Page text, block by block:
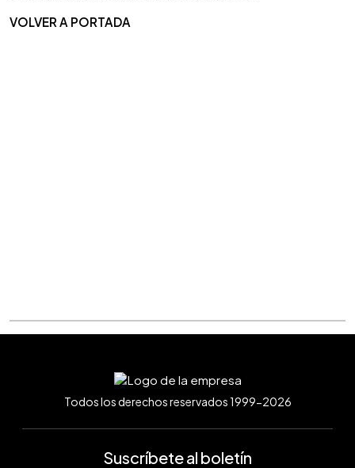
VOLVER A PORTADA
Todos los derechos reservados 1999-2026
Suscríbete al boletín